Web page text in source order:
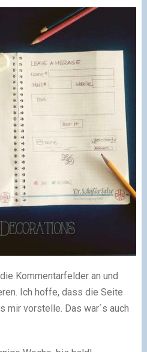
Kommentarfelder an und
Ich hoffe, dass die Seite
mir vorstelle. Das war´s auch